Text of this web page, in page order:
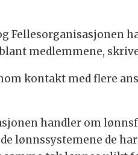
Fellesorganisasjonen
medlemmene,
kontakt med flere
handler om
lønnssystemene de